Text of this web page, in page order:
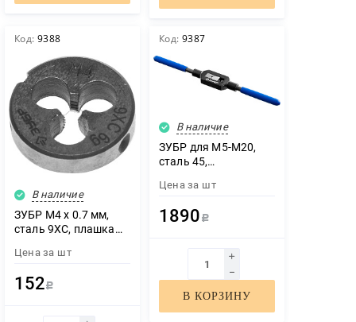
Код: 9388
В наличие
ЗУБР М4 x 0.7 мм,
сталь 9ХС, плашка
28022-04-0.7)
Цена за шт
152 Р
Код: 9387
В наличие
ЗУБР для М5-М20,
сталь 45,
№3 с регулируемыми
Профессионал
Цена за шт
1890 Р
В КОРЗИНУ